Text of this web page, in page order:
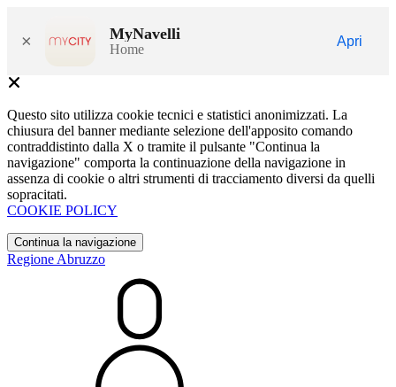
× MyNavelli
Home
Apri
Questo sito utilizza cookie tecnici e statistici anonimizzati. La
chiusura del banner mediante selezione dell'apposito comando
contraddistinto dalla X o tramite il pulsante "Continua la
navigazione" comporta la continuazione della navigazione in
assenza di cookie o altri strumenti di tracciamento diversi da quelli
sopracitati.
COOKIE POLICY
Continua la navigazione
Regione Abruzzo